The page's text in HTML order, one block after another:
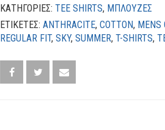
ΚΑΤΗΓΟΡΊΕΣ: TEE SHIRTS, ΜΠΛΟΥΖΕΣ
ΕΤΙΚΈΤΕΣ: ANTHRACITE, COTTON, MENS
REGULAR FIT, SKY, SUMMER, T-SHIRTS,